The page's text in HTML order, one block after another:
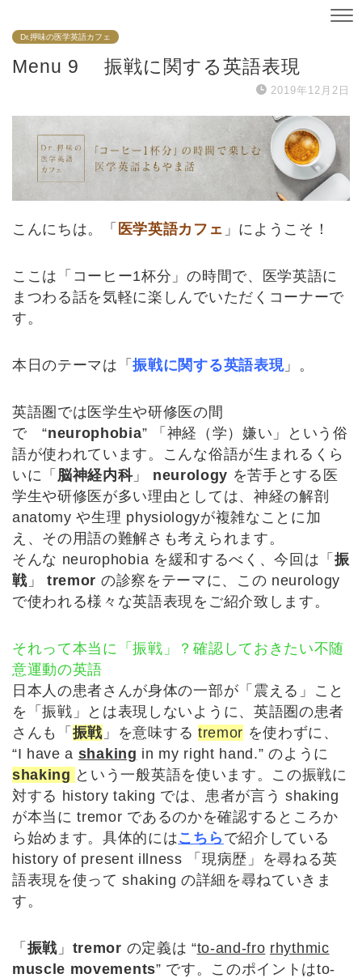
Dr.押味の医学英語カフェ
Menu 9 振戦に関する英語表現
2019年12月2日
こんにちは。「 医学英語カフェ 」にようこそ！
ここは「コーヒー1杯分」の時間で、医学英語に
まつわる話を気軽に楽しんでいただくコーナーで
す。
本日のテーマは「振戦に関する英語表現」。
英語圏では医学生や研修医の間
で “neurophobia” 「神経（学）嫌い」という俗
語が使われています。こんな俗語が生まれるくら
いに「 脳神経内科」 neurology を苦手とする医
学生や研修医が多い理由としては、神経の解剖
anatomy や生理 physiologyが複雑なことに加
え、その用語の難解さも考えられます。
そんな neurophobia を緩和するべく、今回は「振
戦」tremor の診察をテーマに、この neurology
で使われる様々な英語表現をご紹介致します。
それって本当に「振戦」？確認しておきたい不随
意運動の英語
日本人の患者さんが身体の一部が「震える」こと
を「振戦」とは表現しないように、英語圏の患者
さんも「 振戦 」を意味する tremor を使わずに、
“I have a shaking in my right hand.” のように
shaking という一般英語を使います。この振戦に
対する history taking では、患者が言うshaking
が本当に tremor であるのかを確認するところか
ら始めます。具体的にはこちら で紹介している
history of present illness 「現病歴」を尋ねる英
語表現を使って shaking の詳細を尋ねていきま
す。
「 振戦 」 tremor の定義は “to-and-fro rhythmic
muscle movements” です。このポイントはto-